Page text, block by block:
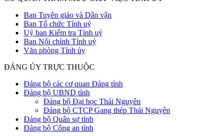
Ban Tuyên giáo và Dân vận
Ban Tổ chức Tỉnh uỷ
Uỷ ban Kiểm tra Tỉnh uỷ
Ban Nội chính Tỉnh uỷ
Văn phòng Tỉnh ủy
ĐẢNG ỦY TRỰC THUỘC
Đảng bộ các cơ quan Đảng tỉnh
Đảng bộ UBND tỉnh
Đảng bộ Đại học Thái Nguyên
Đảng bộ CTCP Gang thép Thái Nguyên
Đảng bộ Quân sự tỉnh
Đảng bộ Công an tỉnh